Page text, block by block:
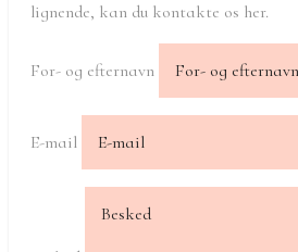
lignende, kan du kontakte os her.
For- og efternavn
E-mail